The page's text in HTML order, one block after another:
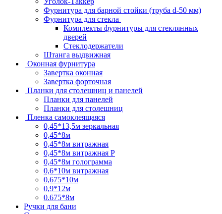
Фурнитура для барной стойки (труба d-50 мм)
Фурнитура для стекла
Комплекты фурнитуры для стеклянных
дверей
Стеклодержатели
Штанга выдвижная
Оконная фурнитура
Завертка оконная
Завертка форточная
Планки для столешниц и панелей
Планки для панелей
Планки для столешниц
Пленка самоклеящаяся
0,45*13,5м зеркальная
0,45*8м
0,45*8м витражная
0,45*8м витражная Р
0,45*8м голограмма
0,6*10м витражная
0,675*10м
0,9*12м
0.675*8м
Ручки для бани